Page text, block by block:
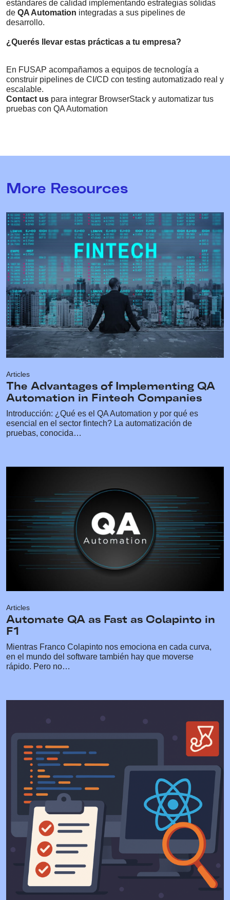
estándares de calidad implementando estrategias sólidas
de QA Automation integradas a sus pipelines de
desarrollo.
¿Querés llevar estas prácticas a tu empresa?
En FUSAP acompañamos a equipos de tecnología a
construir pipelines de CI/CD con testing automatizado real y
escalable.
Contact us para integrar BrowserStack y automatizar tus
pruebas con QA Automation
More Resources
Articles
The Advantages of Implementing QA
Automation in Fintech Companies
Introducción: ¿Qué es el QA Automation y por qué es
esencial en el sector fintech? La automatización de
pruebas, conocida…
Articles
Automate QA as Fast as Colapinto in
F1
Mientras Franco Colapinto nos emociona en cada curva,
en el mundo del software también hay que moverse
rápido. Pero no…